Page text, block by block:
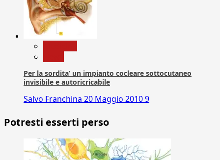
Per la sordita’ un impianto cocleare sottocutaneo
invisibile e autoricricabile
Salvo Franchina 20 Maggio 20109
Potresti esserti perso